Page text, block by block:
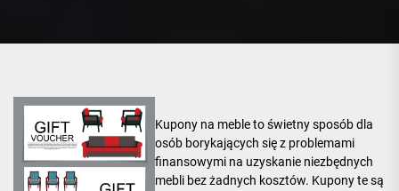
Kupony na meble to świetny sposób dla
osób borykających się z problemami
finansowymi na uzyskanie niezbędnych
mebli bez żadnych kosztów. Kupony te są